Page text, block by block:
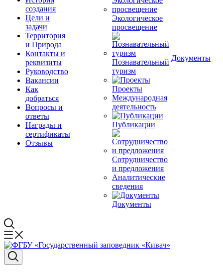
создания
Цели и
задачи
Территория
и Природа
Контакты и
реквизиты
Руководство
Вакансии
Как
добраться
Вопросы и
ответы
Награды и
сертификаты
Отзывы
Экологическое
просвещение
Познавательный
туризм
Проекты
Международная
деятельность
Публикации
Сотрудничество
и предложения
Аналитические
сведения
Документы
Документы